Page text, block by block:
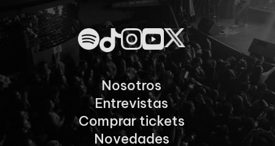
Nosotros
Entrevistas
Comprar tickets
Novedades